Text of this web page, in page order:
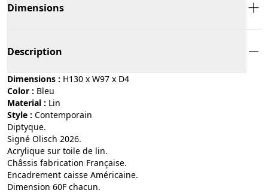
Dimensions
Description
Dimensions : H130 x W97 x D4
Color :
bleu
Material :
lin
Style :
contemporain
Diptyque.
Signé Olisch 2026.
Acrylique sur toile de lin.
Châssis fabrication Française.
Encadrement caisse Américaine.
Dimension 60F chacun.